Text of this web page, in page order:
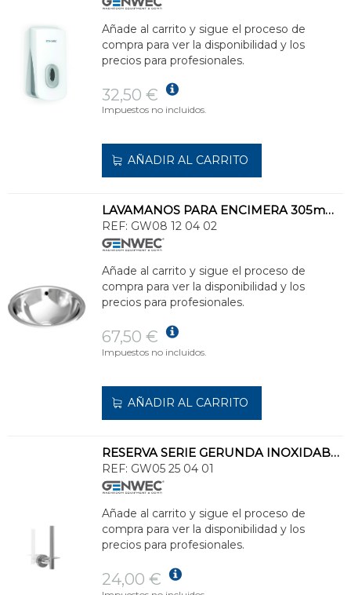
Añade al carrito y sigue el proceso de
compra para ver la disponibilidad y los
precios para profesionales.
32,50 €
Impuestos no incluidos.
AÑADIR AL CARRITO
LAVAMANOS PARA ENCIMERA 305mm CON REBOSADERO
REF: GW08 12 04 02
Añade al carrito y sigue el proceso de
compra para ver la disponibilidad y los
precios para profesionales.
67,50 €
Impuestos no incluidos.
AÑADIR AL CARRITO
RESERVA SERIE GERUNDA INOXIDABLE 304
REF: GW05 25 04 01
Añade al carrito y sigue el proceso de
compra para ver la disponibilidad y los
precios para profesionales.
24,00 €